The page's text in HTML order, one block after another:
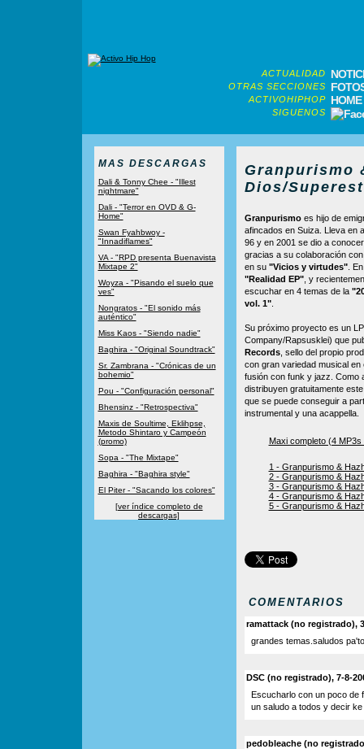
ACTUALIDAD
OTRAS SECCIONES
ACTIVOHIPHOP HOME
SIGUENOS
MAS DESCARGAS
Dali & Tonny Chee - "Illest
nightmare"
Dali - "Terror en OVD & G-
Home"
Swan Fyahbwoy -
"Innadiflames"
VA - "RPD presenta Buenavista
Mixtape 2"
Woyza - "Pisando el suelo que
ves"
Nongratos - "El sonido más
auténtico"
Miss Kaos - "Siendo nadie"
Baghira - "Original Soundtrack"
Sr. Zambrana - "Crónicas de un
bohemio"
Pou - "Configuración personal"
Bhensinz - "Retrospectiva"
Maxis de Soultime, Eklihpse,
Metodo Shintaro y Campeón
(promo)
Sopa - "The Mixtape"
Baghira - "Baghira style"
El Piter - "Sacando los colores"
[ver índice completo de
descargas]
Granpurismo
Dios/
Granpurismoes hijo de
afincados en Suiza. Lleva en
96 y en 2001 se dio a
gracias a su colaboración
en su "Vicios y virtudes".
"Realidad EP", y
escuchar en 4 temas de la
vol. 1".
Su próximo proyecto es un
Company/Rapsusklei) que
Records, sello del propio
con gran variedad musical en
fusión con funk y jazz. Como
distribuyen gratuitamente
que se puede conseguir a
instrumental y una acappella.
Maxi completo (4
1 - Granpurismo &
2 - Granpurismo &
3 - Granpurismo &
4 - Granpurismo &
5 - Granpurismo &
COMENTARIOS
ramattack (no registrado),
grandes temas.saludos
DSC (no registrado), 7-8-
Escucharlo con un poco de
un saludo a todos y decir
pedobleache (no